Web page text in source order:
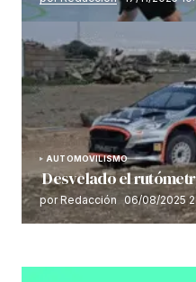
AUTOMOVILISMO
Desvelado el
por Redacción 06/08/2025